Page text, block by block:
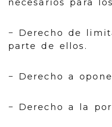
necesarios para
− Derecho de
parte de ellos.
− Derecho a
− Derecho a la